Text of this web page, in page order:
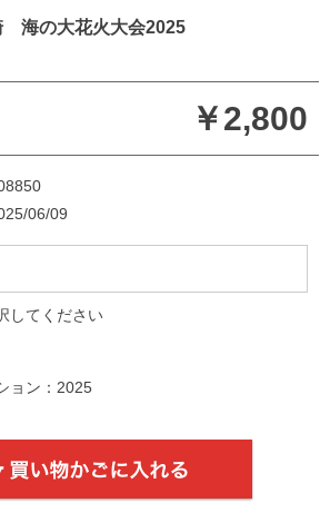
海の大花火大会2025
￥2,800
06/09
してください
ョン：2025